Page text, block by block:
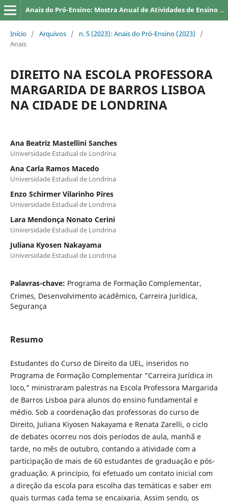
Anais do Pró-Ensino: Mostra Anual de Atividades de Ensino da UEL
Início / Arquivos / n. 5 (2023): Anais do Pró-Ensino (2023)
/
Anais
DIREITO NA ESCOLA PROFESSORA
MARGARIDA DE BARROS LISBOA
NA CIDADE DE LONDRINA
Ana Beatriz Mastellini Sanches
Universidade Estadual de Londrina
Ana Carla Ramos Macedo
Universidade Estadual de Londrina
Enzo Schirmer Vilarinho Pires
Universidade Estadual de Londrina
Lara Mendonça Nonato Cerini
Universidade Estadual de Londrina
Juliana Kyosen Nakayama
Universidade Estadual de Londrina
Palavras-chave: Programa de Formação Complementar,
Crimes, Desenvolvimento acadêmico, Carreira Jurídica,
Segurança
Resumo
Estudantes do Curso de Direito da UEL, inseridos no
Programa de Formação Complementar "Carreira Jurídica in
loco," ministraram palestras na Escola Professora Margarida
de Barros Lisboa para alunos do ensino fundamental e
médio. Sob a coordenação das professoras do curso de
Direito, Juliana Kiyosen Nakayama e Renata Zarelli, o ciclo
de debates ocorreu nos dois períodos de aula, manhã e
tarde, no mês de outubro, contando a atividade com a
participação de mais de 60 estudantes de graduação e pós-
graduação. A princípio, foi efetuado um contato inicial com
a direção da escola para escolha das temáticas e saber em
quais turmas cada tema se encaixaria. Assim sendo, os